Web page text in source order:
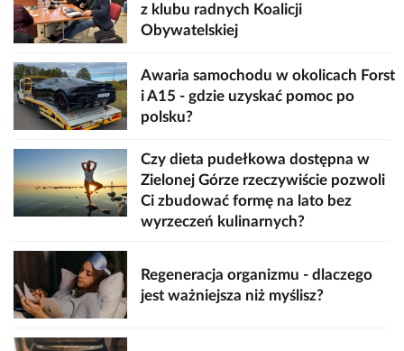
z klubu radnych Koalicji
Obywatelskiej
Awaria samochodu w okolicach Forst
i A15 - gdzie uzyskać pomoc po
polsku?
Czy dieta pudełkowa dostępna w
Zielonej Górze rzeczywiście pozwoli
Ci zbudować formę na lato bez
wyrzeczeń kulinarnych?
Regeneracja organizmu - dlaczego
jest ważniejsza niż myślisz?